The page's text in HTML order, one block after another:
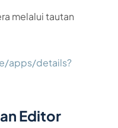
melalui tautan
apps/details?
Editor